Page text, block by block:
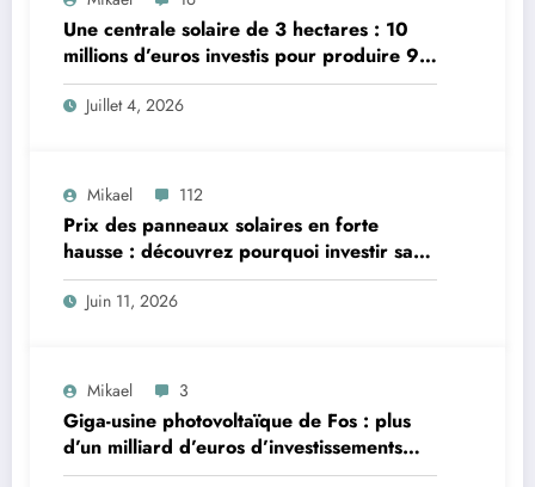
Une centrale solaire de 3 hectares : 10
millions d’euros investis pour produire 9,6
mégawatts par an
Juillet 4, 2026
Mikael 112
Prix des panneaux solaires en forte
hausse : découvrez pourquoi investir sans
tarder
Juin 11, 2026
Mikael 3
Giga-usine photovoltaïque de Fos : plus
d’un milliard d’euros d’investissements
envolés